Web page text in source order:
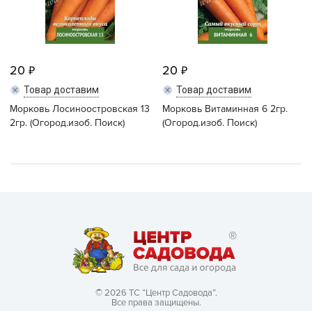
20
Товар доставим
Морковь Лосиноостровская 13
2гр. (Огород.изоб. Поиск)
20
Товар доставим
Морковь Витаминная 6 2гр.
(Огород.изоб. Поиск)
© 2026 ТС “Центр Садовода”.
Все права защищены.